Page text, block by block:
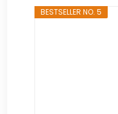
BESTSELLER NO. 5